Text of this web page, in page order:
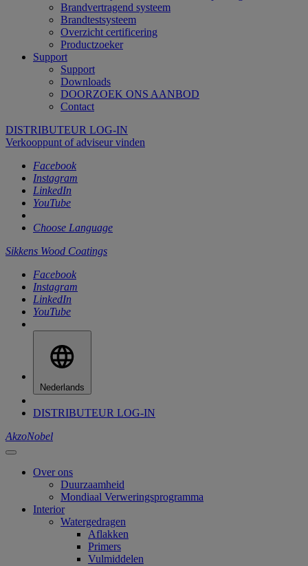
Brandvertragend systeem
Brandtestsysteem
Overzicht certificering
Productzoeker
Support
Support
Downloads
DOORZOEK ONS AANBOD
Contact
DISTRIBUTEUR LOG-IN
Verkooppunt of adviseur vinden
Facebook
Instagram
LinkedIn
YouTube
Choose Language
Sikkens Wood Coatings
Facebook
Instagram
LinkedIn
YouTube
Nederlands
DISTRIBUTEUR LOG-IN
AkzoNobel
Over ons
Duurzaamheid
Mondiaal Verweringsprogramma
Interior
Watergedragen
Aflakken
Primers
Vulmiddelen